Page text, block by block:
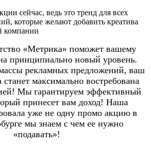
сейчас, ведь это тренд для всех
которые желают добавить креатива
компании
«Метрика» поможет вашему
принципиально новый уровень.
рекламных предложений, ваш
станет максимально востребована
Мы гарантируем эффективный
принесет вам доход! Наша
уже не одну промо акцию в
мы знаем с чем ее нужно
«подавать»!